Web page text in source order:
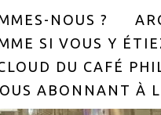
NOUS ?
SI VOUS Y
DU CAFÉ
ABONNANT À